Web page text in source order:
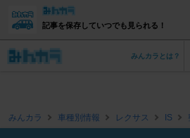
記事を保存していつでも見られる！
みんカラとは？
みんカラ 車種別情報 レクサス IS